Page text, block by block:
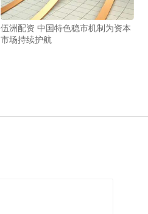
伍洲配资 中国特色稳市机制为资本
市场持续护航